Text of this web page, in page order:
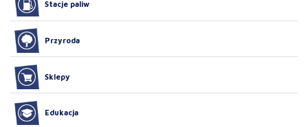
Stacje paliw
Przyroda
Sklepy
Edukacja